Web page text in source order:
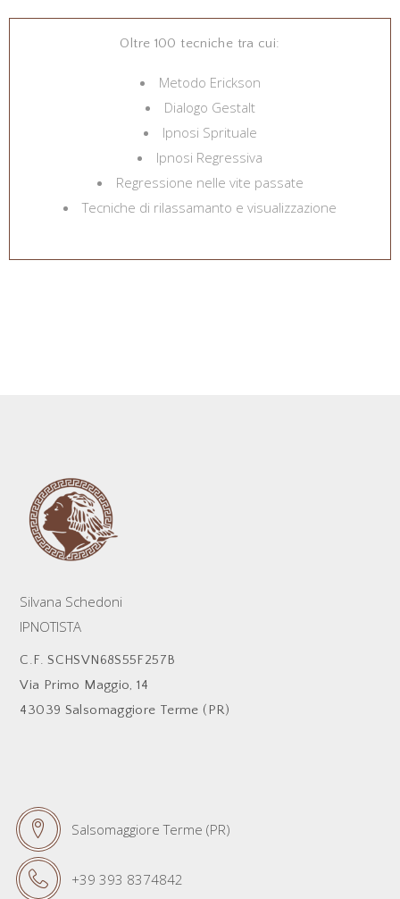
Oltre 100 tecniche tra cui:
Metodo Erickson
Dialogo Gestalt
Ipnosi Sprituale
Ipnosi Regressiva
Regressione nelle vite passate
Tecniche di rilassamanto e visualizzazione
Silvana Schedoni
IPNOTISTA
C.F. SCHSVN68S55F257B
Via Primo Maggio, 14
43039 Salsomaggiore Terme (PR)
Salsomaggiore Terme (PR)
+39 393 8374842